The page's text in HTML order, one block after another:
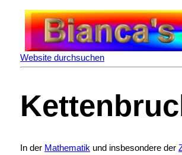
Website durchsuchen
In der Mathematik und insbesondere der